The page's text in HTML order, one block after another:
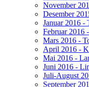
November
Desember
Januar 2016 -
Februar 2016
Mars 2016 -
April 2016 -
Mai 2016 -
Juni 2016 -
Juli-August
September